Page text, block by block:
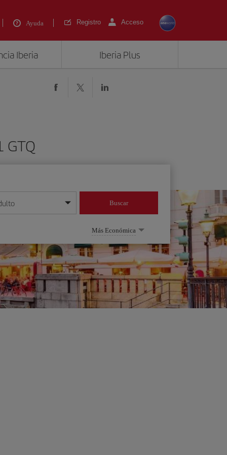
Ayuda Registro Acceso
Iberia Iberia Plus
mes/año
Buscar
Más Económica